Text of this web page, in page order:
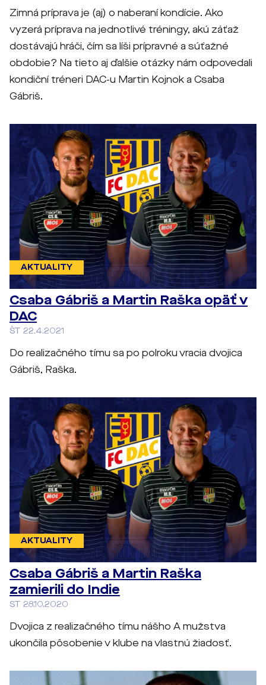
Zimná príprava je (aj) o naberaní kondície. Ako
vyzerá príprava na jednotlivé tréningy, akú záťaž
dostávajú hráči, čím sa líši prípravné a súťažné
obdobie? Na tieto aj ďalšie otázky nám odpovedali
kondiční tréneri DAC-u Martin Kojnok a Csaba
Gábriš.
AKTUALITY
Csaba Gábriš a Martin Raška opäť v
DAC
ŠT 22.4.2021
Do realizačného tímu sa po polroku vracia dvojica
Gábriš, Raška.
AKTUALITY
Csaba Gábriš a Martin Raška
zamierili do Indie
ST 28.10.2020
Dvojica z realizačného tímu nášho A mužstva
ukončila pôsobenie v klube na vlastnú žiadosť.